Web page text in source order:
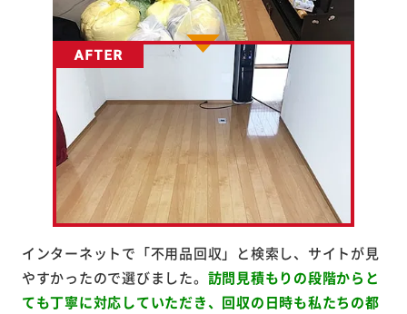
インターネットで「不用品回収」と検索し、サイトが見
やすかったので選びました。 訪問見積もりの段階からと
ても丁寧に対応していただき、回収の日時も私たちの都